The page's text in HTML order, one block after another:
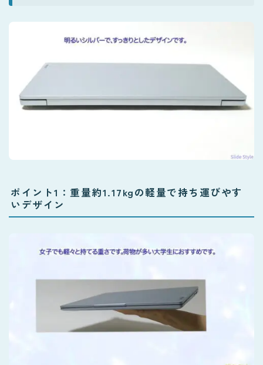
ポイント1： 重量約1.17kgの軽量で持ち運びやす
いデザイン